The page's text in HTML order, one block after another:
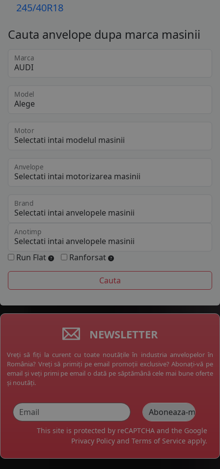
245/40R18
Cauta anvelope dupa marca masinii
Marca
Model
Motor
Anvelope
Brand
Anotimp
Run Flat Ranforsat
NEWSLETTER
Vreți să fiți la curent cu toate noutățile în industria anvelopelor în
România? Vreți să primiți pe email promoții exclusive? Abonați-vă pe
email și veți primi pe email o dată pe săptămână cele mai bune oferte
și noutăți.
This site is protected by reCAPTCHA and the Google
Privacy Policy and Terms of Service apply.